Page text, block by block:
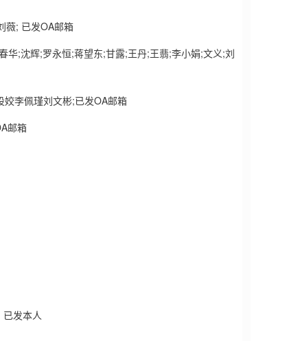
薇; 已发OA邮箱
华;沈辉;罗永恒;蒋望东;甘露;王丹;王翡;李小娟;文义;刘
姣李佩瑾刘文彬;已发OA邮箱
邮箱
发本人